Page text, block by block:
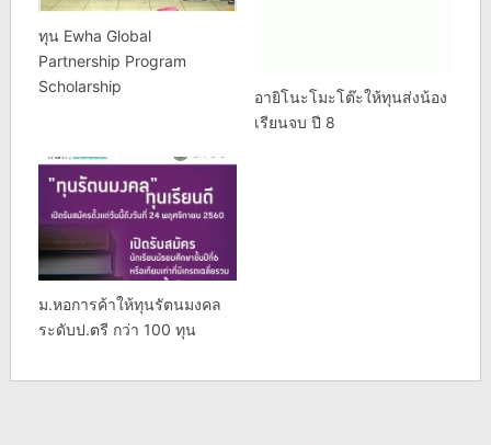
ทุน Ewha Global
Partnership Program
Scholarship
อายิโนะโมะโต๊ะให้ทุนส่งน้อง
เรียนจบ ปี 8
ม.หอการค้าให้ทุนรัตนมงคล
ระดับป.ตรี กว่า 100 ทุน